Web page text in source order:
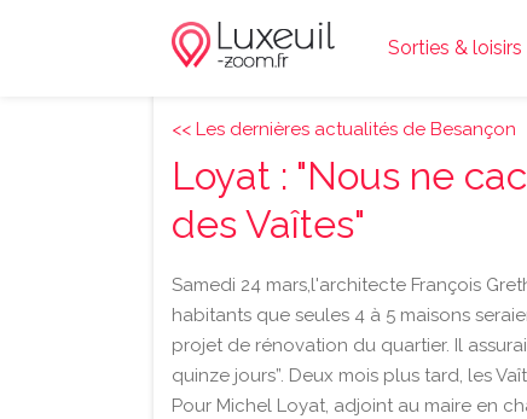
Sorties &
<< Les dernières actualités de Besançon
Loyat : "Nous ne
des Vaîtes"
Samedi 24 mars,l'architecte François
habitants que seules 4 à 5 maisons
projet de rénovation du quartier. Il
quinze jours”. Deux mois plus tard, les
Pour Michel Loyat, adjoint au maire en